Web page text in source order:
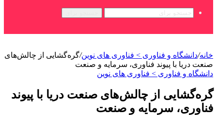
خانه/دانشگاه و فناوری > فناوری های نوین/گره‌گشایی از چالش‌های
صنعت دریا با پیوند فناوری، سرمایه و صنعت
دانشگاه و فناوری > فناوری های نوین
گره‌گشایی از چالش‌های صنعت دریا با پیوند
فناوری، سرمایه و صنعت